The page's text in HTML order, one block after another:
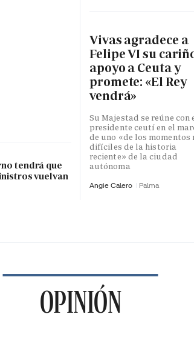
tendrá que
vuelvan
Vivas agradece a
Felipe VI su
apoyo a Ceuta y
promete: «El Rey
vendrá»
Su Majestad se reúne con
presidente ceutí en el
de uno «de los momentos
difíciles de la historia
reciente» de la ciudad
autónoma
Angie Calero Palma
OPINIÓN